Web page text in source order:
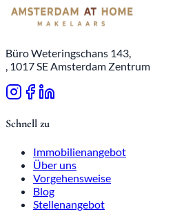
Büro Weteringschans 143,
, 1017 SE Amsterdam Zentrum
Schnell zu
Immobilienangebot
Über uns
Vorgehensweise
Blog
Stellenangebot